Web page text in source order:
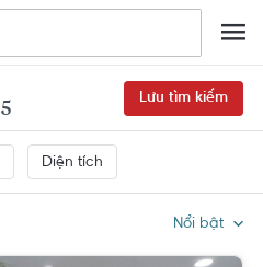
Lưu tìm kiếm
Diện tích
Nổi bật